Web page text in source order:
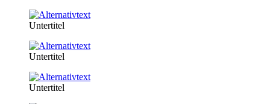
Untertitel
Untertitel
Untertitel